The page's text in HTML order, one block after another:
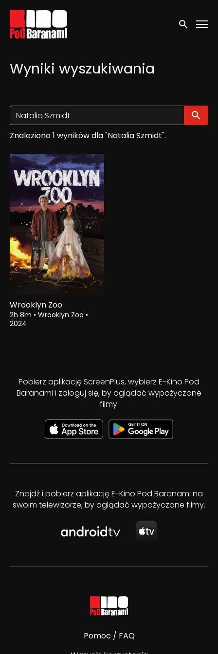
Linki ułatwień dostępu
Wyszukaj
Wyniki wyszukiwania
Znaleziono 1 wyników dla "Natalia Szmidt".
Wrooklyn Zoo
2h 8m • Wrooklyn Zoo •
2024
Pobierz aplikację ScreenPlus, wybierz E-Kino Pod
Baranami i zaloguj się, by oglądać wypożyczone
filmy.
Znajdź i pobierz aplikację E-Kino Pod Baranami na
swoim telewizorze, by oglądać wypożyczone filmy.
Pomoc / FAQ